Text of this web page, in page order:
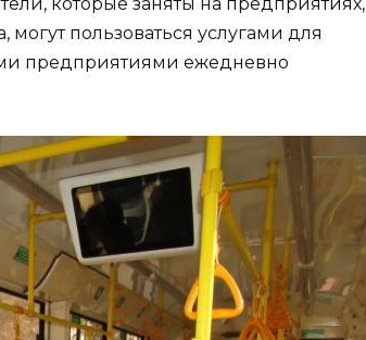
пользоваться услугами для
предприятиями ежедневно